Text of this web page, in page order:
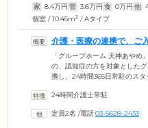
家 8.4万円 管 3.6万円 食 0万円 他
個室 / 10.45m2 / Aタイプ
介護・医療の連携で、ご
しています
「グループホーム 天神あやめ
の、認知症の方を対象とした
携し、24時間365日常駐のス
もちろん、日々の生活相談か
情報共有も欠かしません。タ
24時間介護士常駐
定員2名 /電話03-5628-2433